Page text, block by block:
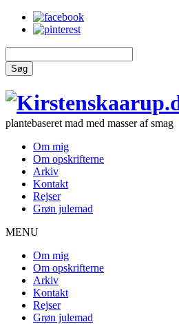
Søg
plantebaseret mad med masser af smag
Om mig
Om opskrifterne
Arkiv
Kontakt
Rejser
Grøn julemad
MENU
Om mig
Om opskrifterne
Arkiv
Kontakt
Rejser
Grøn julemad